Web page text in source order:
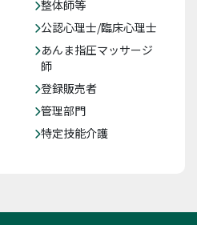
整体師等
公認心理士/臨床心理士
あんま指圧マッサージ
師
登録販売者
管理部門
特定技能介護